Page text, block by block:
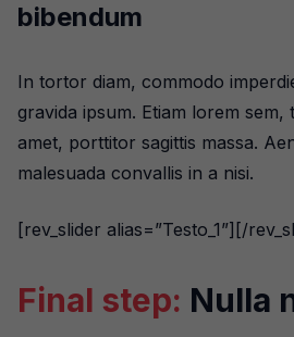
bibendum
In tortor diam, commodo
gravida ipsum. Etiam lorem sem,
amet, porttitor sagittis massa.
malesuada convallis in a nisi.
[rev_slider alias=”Testo_1”][/
Final step: Nulla